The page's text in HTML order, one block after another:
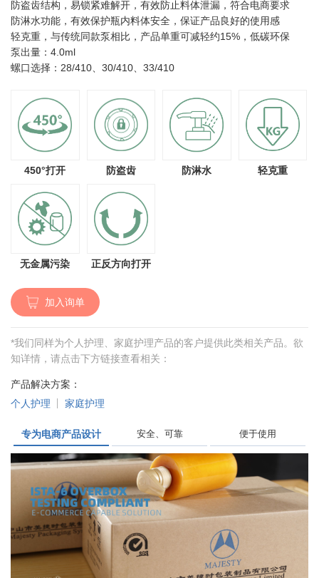
防盗齿结构，易锁紧难解开，有效防止料体泄漏，符合电商要求
防淋水功能，有效保护瓶内料体安全，保证产品良好的使用感
轻克重，与传统同款泵相比，产品单重可减轻约15%，低碳环保
泵出量：4.0ml
螺口选择：28/410、30/410、33/410
450°打开 防盗齿 防淋水 轻克重
无金属污染 正反方向打开
加入询单
*我们同样为个人护理、家庭护理产品的客户提供此类相关产品。欲
知详情，请点击下方链接查看相关：
产品解决方案：
个人护理
家庭护理
专为电商产品设计 安全、可靠 便于使用